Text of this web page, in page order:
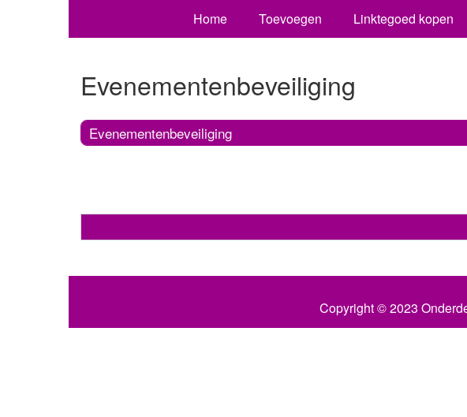
Home Toevoegen Linktegoed kopen
Evenementenbeveiliging
Evenementenbeveiliging
Copyright © 2023